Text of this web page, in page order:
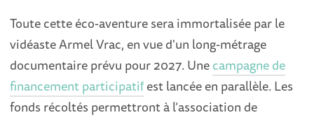
Toute cette éco-aventure sera immortalisée par le
vidéaste Armel Vrac, en vue d'un long-métrage
documentaire prévu pour 2027. Unecampagne de
financement participatifest lancée en parallèle. Les
fonds récoltés permettront à l’association de